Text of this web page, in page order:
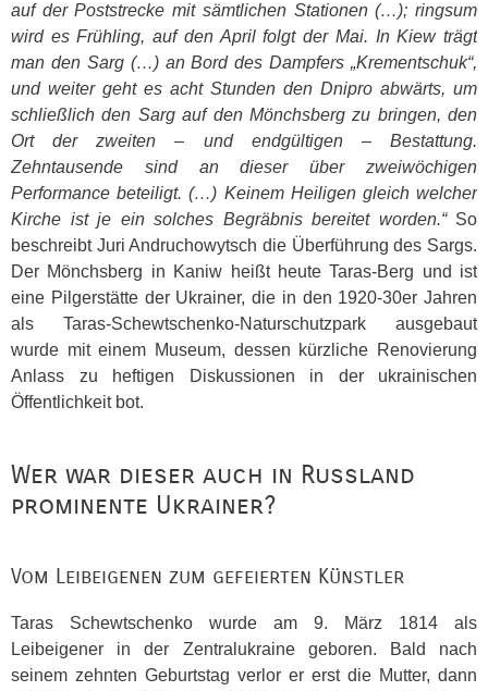
auf der Poststrecke mit sämtlichen Stationen (…); ringsum
wird es Frühling, auf den April folgt der Mai. In Kiew trägt
man den Sarg (…) an Bord des Dampfers „Krementschuk“,
und weiter geht es acht Stunden den Dnipro abwärts, um
schließlich den Sarg auf den Mönchsberg zu bringen, den
Ort der zweiten – und endgültigen – Bestattung.
Zehntausende sind an dieser über zweiwöchigen
Performance beteiligt. (…) Keinem Heiligen gleich welcher
Kirche ist je ein solches Begräbnis bereitet worden.“So
beschreibt Juri Andruchowytsch die Überführung des Sargs.
Der Mönchsberg in Kaniw heißt heute Taras-Berg und ist
eine Pilgerstätte der Ukrainer, die in den 1920-30er Jahren
als Taras-Schewtschenko-Naturschutzpark ausgebaut
wurde mit einem Museum, dessen kürzliche Renovierung
Anlass zu heftigen Diskussionen in der ukrainischen
Öffentlichkeit bot.
Wer war dieser auch in Russland
prominente Ukrainer?
Vom Leibeigenen zum gefeierten Künstler
Taras Schewtschenko wurde am 9. März 1814 als
Leibeigener in der Zentralukraine geboren. Bald nach
seinem zehnten Geburtstag verlor er erst die Mutter, dann